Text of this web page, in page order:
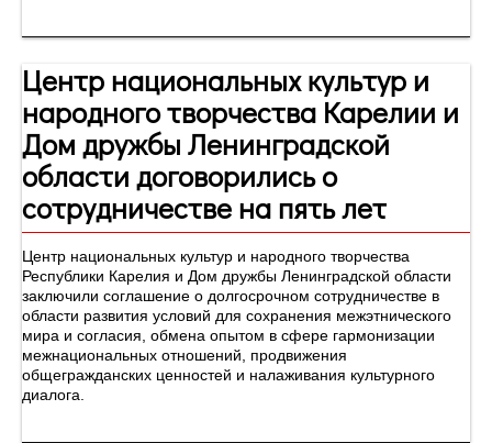
Центр национальных культур и
народного творчества Карелии и
Дом дружбы Ленинградской
области договорились о
сотрудничестве на пять лет
Центр национальных культур и народного творчества
Республики Карелия и Дом дружбы Ленинградской области
заключили соглашение о долгосрочном сотрудничестве в
области развития условий для сохранения межэтнического
мира и согласия, обмена опытом в сфере гармонизации
межнациональных отношений, продвижения
общегражданских ценностей и налаживания культурного
диалога.